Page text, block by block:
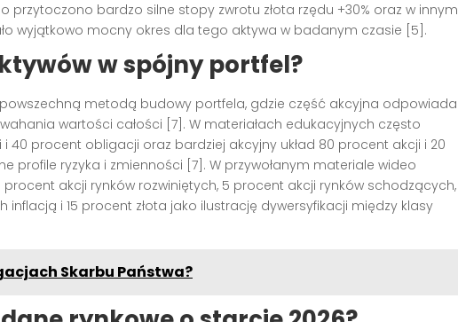
przytoczono bardzo silne stopy zwrotu złota rzędu +30% oraz w innym
wyjątkowo mocny okres dla tego aktywa w badanym czasie [5].
w spójny portfel?
metodą budowy portfela, gdzie część akcyjna odpowiada
wartości całości [7]. W materiałach edukacyjnych często
40 procent obligacji oraz bardziej akcyjny układ 80 procent akcji i 20
profile ryzyka i zmienności [7]. W przywołanym materiale wideo
akcji rynków rozwiniętych, 5 procent akcji rynków schodzących,
i 15 procent złota jako ilustrację dywersyfikacji między klasy
Skarbu Państwa?